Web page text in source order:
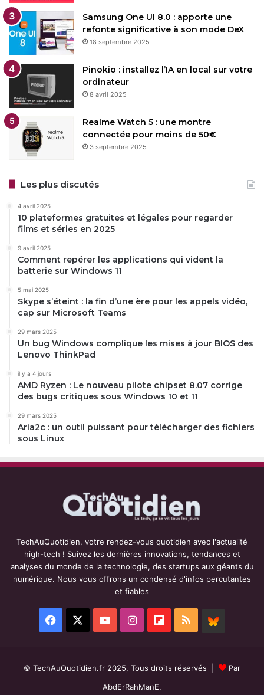
Samsung One UI 8.0 : apporte une
refonte significative à son mode DeX
18 septembre 2025
Pinokio : installez l’IA en local sur votre
ordinateur
8 avril 2025
Realme Watch 5 : une montre
connectée pour moins de 50€
3 septembre 2025
Les plus discutés
4 avril 2025
10 plateformes gratuites et légales pour regarder
films et séries en 2025
9 avril 2025
Comment repérer les applications qui vident la
batterie sur Windows 11
5 mai 2025
Skype s’éteint : la fin d’une ère pour les appels vidéo,
cap sur Microsoft Teams
29 mars 2025
Un bug Windows complique les mises à jour BIOS des
Lenovo ThinkPad
il y a 4 jours
AMD Ryzen : Le nouveau pilote chipset 8.07 corrige
des bugs critiques sous Windows 10 et 11
29 mars 2025
Aria2c : un outil puissant pour télécharger des fichiers
sous Linux
TechAuQuotidien, votre rendez-vous quotidien avec l'actualité
high-tech ! Suivez les dernières innovations, tendances et
analyses du monde de la technologie, des startups aux géants du
numérique. Nous vous offrons un condensé d'infos percutantes
et fiables
Facebook YouTubeInstagramFlipboard
RSS
© TechAuQuotidien.fr 2025, Tous droits réservés |
Par
AbdErRahManE.